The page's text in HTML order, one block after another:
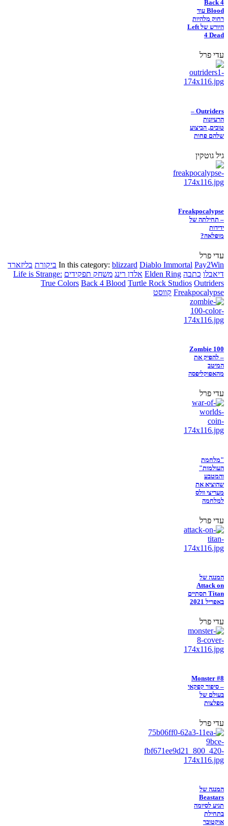
Back 4
Blood עוד
רחוק מלהיות
היורש של Left
4 Dead
עדי פרל
Outriders –
הרעיונות
טובים, הביצוע
שלהם פחות
גיל גוטקין
Freakpocalypse
– תחילתה של
ידידות
מופלאה?
עדי פרל
In this category: blizzard Diablo Immortal Pay2Win ביקורת בליזארד
דיאבלו כתבה Elden Ring אלדן רינג משחק תפקידים Life is Strange:
True Colors Back 4 Blood Turtle Rock Studios Outriders
Freakpocalypse קווסט
Zombie 100
– להפיק את
המיטב
מהאפוקליפסה
עדי פרל
"מלחמת
העולמות"
והמטבע
שהוציא את
מעריצי וולס
למלחמה
עדי פרל
המנגה של
Attack on
Titan תסתיים
באפריל 2021
עדי פרל
Monster #8
– סיפור קפקאי
בעולם של
מפלצות
עדי פרל
המנגה של
Beastars
תגיע לסיומה
בתחילת
אוקטובר